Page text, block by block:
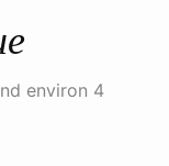
environ 4